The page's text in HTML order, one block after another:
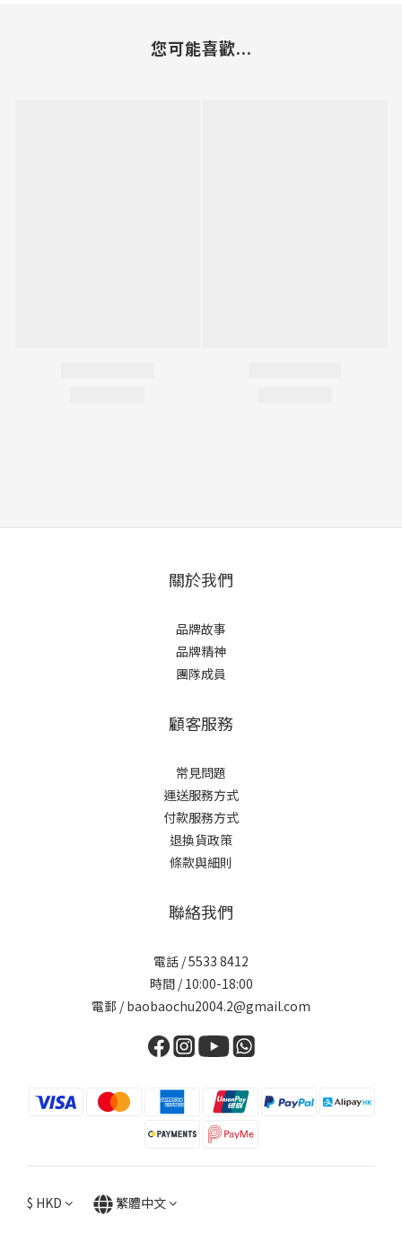
您可能喜歡...
關於我們
品牌故事
品牌精神
團隊成員
顧客服務
常見問題
運送服務方式
付款服務方式
退換貨政策
條款與細則
聯絡我們
電話 / 5533 8412
時間 / 10:00-18:00
電郵 / baobaochu2004.2@gmail.com
$ HKD 繁體中文